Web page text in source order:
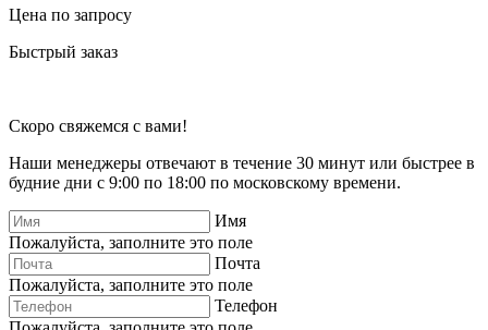
Цена по запросу
Быстрый заказ
Скоро свяжемся с вами!
Наши менеджеры отвечают в течение 30 минут или быстрее в
будние дни с 9:00 по 18:00 по московскому времени.
Имя
Пожалуйста, заполните это поле
Почта
Пожалуйста, заполните это поле
Телефон